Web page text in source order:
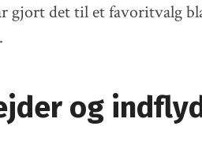
gjort det til et favoritvalg
og